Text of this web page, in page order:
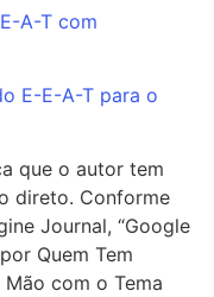
A-T com
E-E-A-T para o
que o autor tem
direto. Conforme
Journal, “Google
Quem Tem
com o Tema